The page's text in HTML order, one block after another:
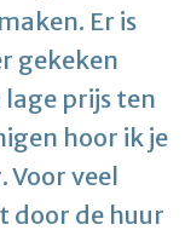
Er is
gekeken
prijs ten
hoor ik je
Voor veel
door de huur